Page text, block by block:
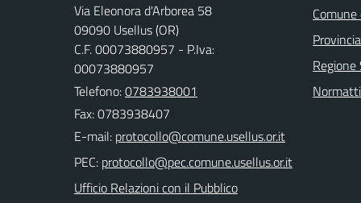
Via Eleonora d'Arborea 58
09090 Usellus (OR)
C.F. 00073880957 - P.Iva:
00073880957
Telefono:0783938001
Fax: 0783938407
E-mail:
PEC:
Ufficio Relazioni con il Pubblico
Regione